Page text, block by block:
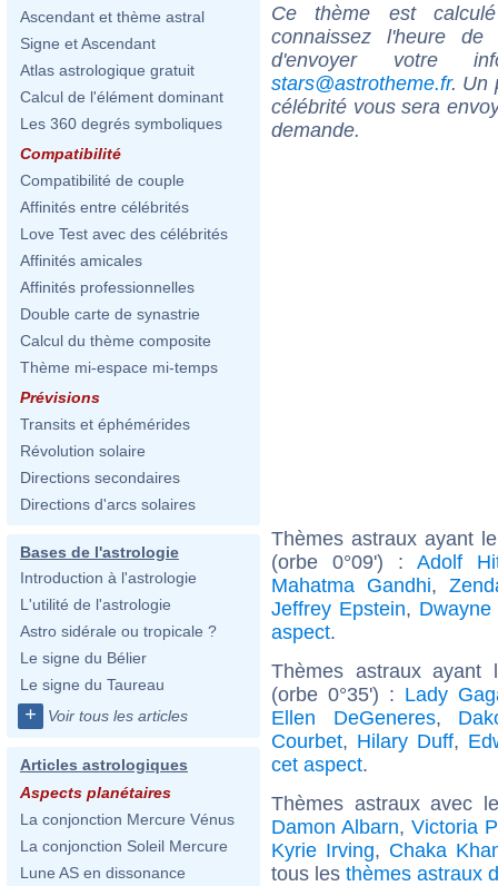
Ascendant et thème astral
Signe et Ascendant
Atlas astrologique gratuit
Calcul de l'élément dominant
Les 360 degrés symboliques
Compatibilité
Compatibilité de couple
Affinités entre célébrités
Love Test avec des célébrités
Affinités amicales
Affinités professionnelles
Double carte de synastrie
Calcul du thème composite
Thème mi-espace mi-temps
Prévisions
Transits et éphémérides
Révolution solaire
Directions secondaires
Directions d'arcs solaires
Bases de l'astrologie
Introduction à l'astrologie
L'utilité de l'astrologie
Astro sidérale ou tropicale ?
Le signe du Bélier
Le signe du Taureau
+ Voir tous les articles
Articles astrologiques
Aspects planétaires
La conjonction Mercure Vénus
La conjonction Soleil Mercure
Lune AS en dissonance
Ce thème est
connaissez l'heure de
d'envoyer votre
stars@astrotheme.fr. Un
célébrité vous sera
demande.
Thèmes astraux ayant
(orbe 0°09') : Adolf
Mahatma Gandhi,
Jeffrey Epstein,
aspect.
Thèmes astraux ayant
(orbe 0°35') : Lady
Ellen DeGeneres,
Courbet, Hilary Duff,
cet aspect.
Thèmes astraux avec
Damon Albarn, Victoria
Kyrie Irving, Chaka
tous les thèmes astraux